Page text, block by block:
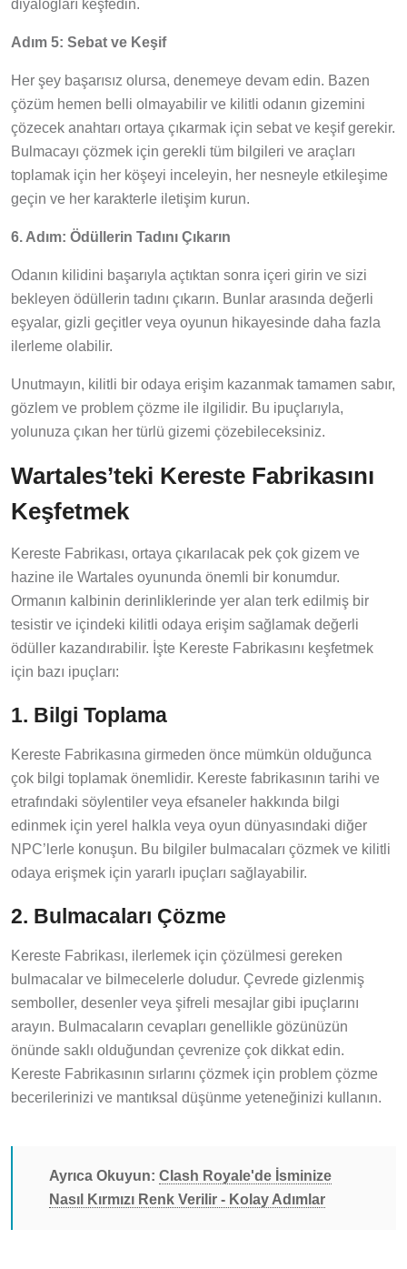
diyalogları keşfedin.
Adım 5: Sebat ve Keşif
Her şey başarısız olursa, denemeye devam edin. Bazen
çözüm hemen belli olmayabilir ve kilitli odanın gizemini
çözecek anahtarı ortaya çıkarmak için sebat ve keşif gerekir.
Bulmacayı çözmek için gerekli tüm bilgileri ve araçları
toplamak için her köşeyi inceleyin, her nesneyle etkileşime
geçin ve her karakterle iletişim kurun.
6. Adım: Ödüllerin Tadını Çıkarın
Odanın kilidini başarıyla açtıktan sonra içeri girin ve sizi
bekleyen ödüllerin tadını çıkarın. Bunlar arasında değerli
eşyalar, gizli geçitler veya oyunun hikayesinde daha fazla
ilerleme olabilir.
Unutmayın, kilitli bir odaya erişim kazanmak tamamen sabır,
gözlem ve problem çözme ile ilgilidir. Bu ipuçlarıyla,
yolunuza çıkan her türlü gizemi çözebileceksiniz.
Wartales’teki Kereste Fabrikasını
Keşfetmek
Kereste Fabrikası, ortaya çıkarılacak pek çok gizem ve
hazine ile Wartales oyununda önemli bir konumdur.
Ormanın kalbinin derinliklerinde yer alan terk edilmiş bir
tesistir ve içindeki kilitli odaya erişim sağlamak değerli
ödüller kazandırabilir. İşte Kereste Fabrikasını keşfetmek
için bazı ipuçları:
1. Bilgi Toplama
Kereste Fabrikasına girmeden önce mümkün olduğunca
çok bilgi toplamak önemlidir. Kereste fabrikasının tarihi ve
etrafındaki söylentiler veya efsaneler hakkında bilgi
edinmek için yerel halkla veya oyun dünyasındaki diğer
NPC’lerle konuşun. Bu bilgiler bulmacaları çözmek ve kilitli
odaya erişmek için yararlı ipuçları sağlayabilir.
2. Bulmacaları Çözme
Kereste Fabrikası, ilerlemek için çözülmesi gereken
bulmacalar ve bilmecelerle doludur. Çevrede gizlenmiş
semboller, desenler veya şifreli mesajlar gibi ipuçlarını
arayın. Bulmacaların cevapları genellikle gözünüzün
önünde saklı olduğundan çevrenize çok dikkat edin.
Kereste Fabrikasının sırlarını çözmek için problem çözme
becerilerinizi ve mantıksal düşünme yeteneğinizi kullanın.
Ayrıca Okuyun: Clash Royale'de İsminize
Nasıl Kırmızı Renk Verilir - Kolay Adımlar